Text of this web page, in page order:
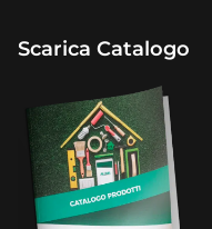
Scarica Catalogo